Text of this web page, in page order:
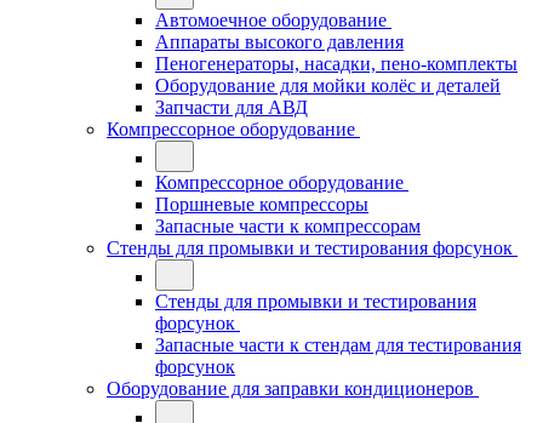
Автомоечное оборудование
Аппараты высокого давления
Пеногенераторы, насадки, пено-комплекты
Оборудование для мойки колёс и деталей
Запчасти для АВД
Компрессорное оборудование
Компрессорное оборудование
Поршневые компрессоры
Запасные части к компрессорам
Стенды для промывки и тестирования форсунок
Стенды для промывки и тестирования
форсунок
Запасные части к стендам для тестирования
форсунок
Оборудование для заправки кондиционеров